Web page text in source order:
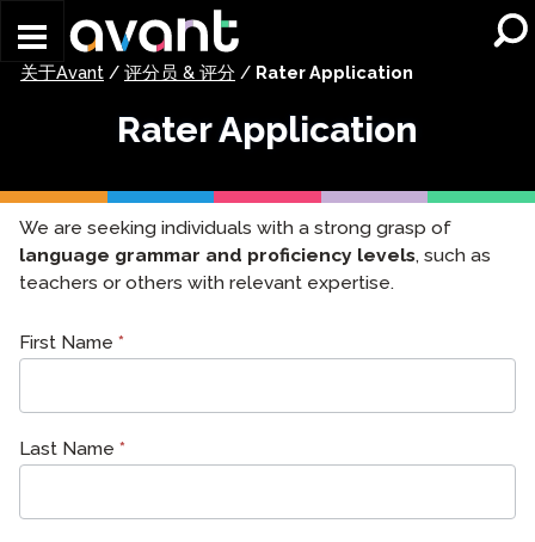
关于Avant / 评分员 & 评分 / Rater Application
Rater Application
We are seeking individuals with a strong grasp of
language grammar and proficiency levels, such as
teachers or others with relevant expertise.
Rater
Application
First Name *
Last Name *